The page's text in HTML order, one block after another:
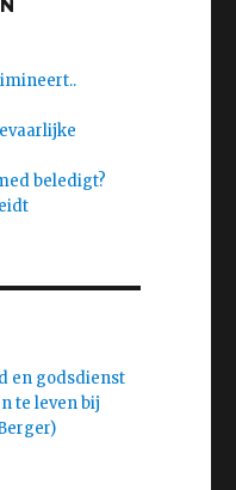
beledigt?
en godsdienst
te leven bij